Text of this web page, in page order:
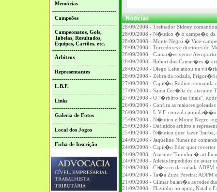
Memórias
---------------------------------
Campeões
---------------------------------
Campeonatos, Gols,
Tabelas, Resultados,
Equipes, Cartões. etc.
---------------------------------
Árbitros
---------------------------------
Representantes
---------------------------------
L.B.F.
---------------------------------
Links
---------------------------------
Galeria de Fotos
---------------------------------
Local dos Jogos
---------------------------------
Ficha de Inscrição
28/09/2008 - Treinador Sidney
28/09/2008 - N�utico � o campe�o da
28/09/2008 - Monte Negro � Vice-
28/09/2008 - Torcedores e diretores do
28/09/2008 - Camar�es vence
28/09/2008 - Robert dos Camar�es �
28/09/2008 - Diego Leite atuou na
28/09/2008 - Zebra da rodada,
27/09/2008 - Capit�o Rodinei
27/09/2008 - Santa Cec�lia do atacante
27/09/2008 - O "�rbitro das finais",
26/09/2008 - Confira as maiores
26/09/2008 - L.V.F. convida
25/09/2008 - N�utico e Monte Negro
25/09/2008 - Definidos arbitro e
25/09/2008 - N�utico quer fazer "barba,
24/09/2008 - Jaqueline Nunes no
24/09/2008 - Capit�o Eder quer reverter
24/09/2008 - Atacante Toninho �
24/09/2008 - Atletas impedidos de atuar
24/09/2008 - Cl�ssico da rodada ADPM
24/09/2008 - Ta�a Zuza Pereira:
21/09/2008 - Gilmar balan�a as redes
21/09/2008 - Flavinho no apito, Natal e